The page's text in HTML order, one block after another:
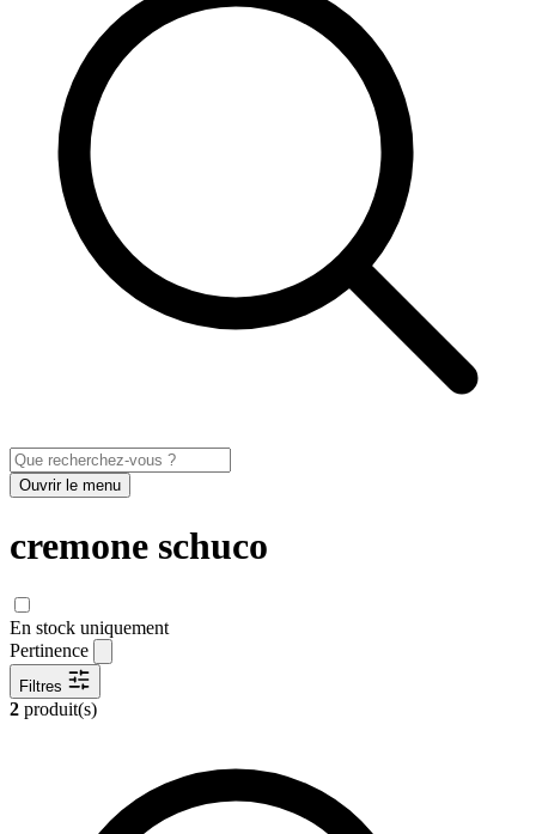
Ouvrir le menu
cremone schuco
En stock uniquement
Pertinence
Filtres
2 produit(s)